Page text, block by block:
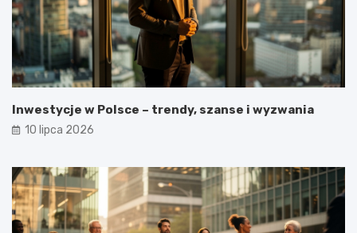
Inwestycje w Polsce – trendy, szanse i wyzwania
10 lipca 2026